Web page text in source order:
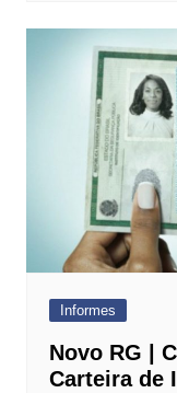
Informes
Novo RG |
Carteira de